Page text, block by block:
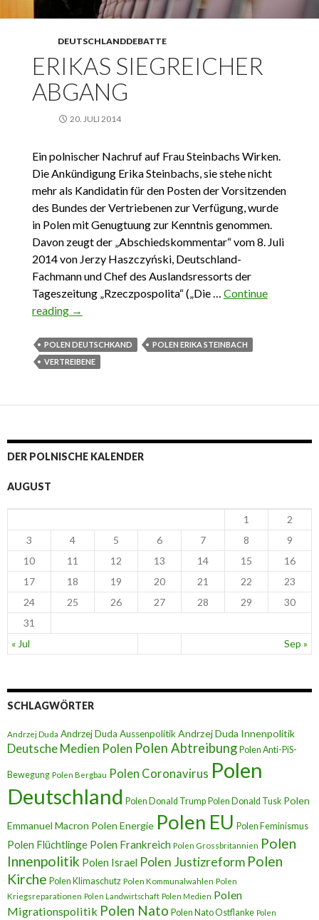
DEUTSCHLANDDEBATTE
ERIKAS SIEGREICHER
ABGANG
20. JULI 2014
Ein polnischer Nachruf auf Frau Steinbachs Wirken.
Die Ankündigung Erika Steinbachs, sie stehe nicht
mehr als Kandidatin für den Posten der Vorsitzenden
des Bundes der Vertriebenen zur Verfügung, wurde
in Polen mit Genugtuung zur Kenntnis genommen.
Davon zeugt der „Abschiedskommentar“ vom 8. Juli
2014 von Jerzy Haszczyński, Deutschland-
Fachmann und Chef des Auslandsressorts der
Tageszeitung „Rzeczpospolita“ („Die … Continue
reading Erikas siegreicher Abgang
→
POLEN DEUTSCHKAND
POLEN ERIKA STEINBACH
VERTREIBENE
DER POLNISCHE KALENDER
AUGUST
« Jul Sep »
1
2
3
4 5 6 7 8
9
10
11 12 13 14 15
16
17
18 19 20 21 22
23
24
25 26 27 28 29
30
31
SCHLAGWÖRTER
Andrzej Duda Andrzej Duda AussenpolitikAndrzej Duda Innenpolitik
Deutsche Medien Polen Polen Abtreibung Polen Anti-PiS-
Bewegung Polen Bergbau Polen Coronavirus Polen
Deutschland Polen Donald Trump Polen Donald Tusk Polen
Emmanuel Macron Polen Energie Polen EU Polen Feminismus
Polen Flüchtlinge Polen Frankreich Polen Grossbritannien Polen
Innenpolitik Polen Israel Polen Justizreform Polen
Kirche Polen Klimaschutz Polen Kommunalwahlen Polen
Kriegsreparationen Polen Landwirtschaft Polen Medien Polen
Migrationspolitik Polen Nato Polen Nato Ostflanke Polen